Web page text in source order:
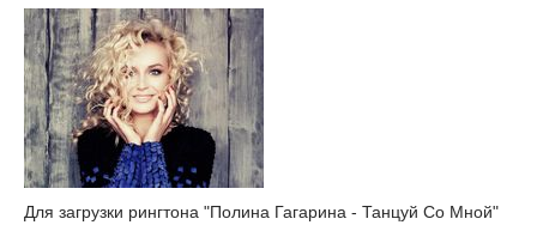
Для загрузки рингтона "Полина Гагарина - Танцуй Со Мной"